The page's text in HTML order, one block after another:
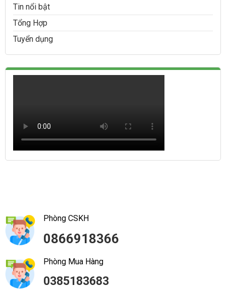
Tin nổi bật
Tổng Hợp
Tuyển dụng
Phòng CSKH
0866918366
Phòng Mua Hàng
0385183683